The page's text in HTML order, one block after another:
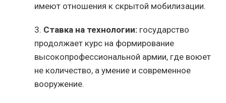
имеют отношения к скрытой мобилизации.
3. Ставка на технологии: государство
продолжает курс на формирование
высокопрофессиональной армии, где воюет
не количество, а умение и современное
вооружение.